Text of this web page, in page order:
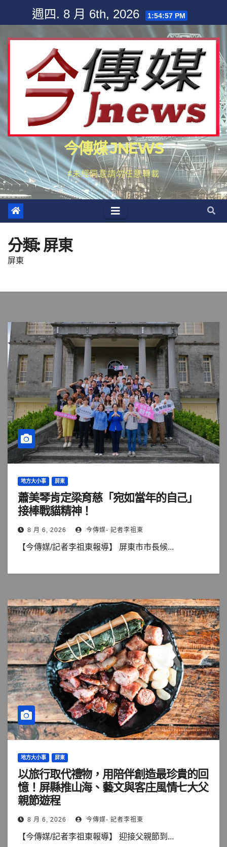
content
週四. 8 月 6th, 2026 1:54:59 PM
今傳媒 JNEWS
#未經同意請勿任意轉載
分類:屏東
屏東
地方大小事 屏東
蕭美琴肯定梁育慈「宛如當年的自己」
接棒戰貓精神！
8 月 6, 2026 今傳媒- 記者李祖東
【今傳媒/記者李祖東報導】 屏東市市長候...
地方大小事 屏東
以旅行取代禮物，用陪伴創造最珍貴的回
憶！屏縣推山海、藝文與客庄風情七大父
親節遊程
8 月 6, 2026 今傳媒- 記者李祖東
【今傳媒/記者李祖東報導】 迎接父親節到...